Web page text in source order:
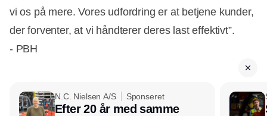
vi os på mere. Vores udfordring er at betjene kunder,
der forventer, at vi håndterer deres last effektivt”.
- PBH
N.C. Nielsen A/S Sponseret
Efter 20 år med samme